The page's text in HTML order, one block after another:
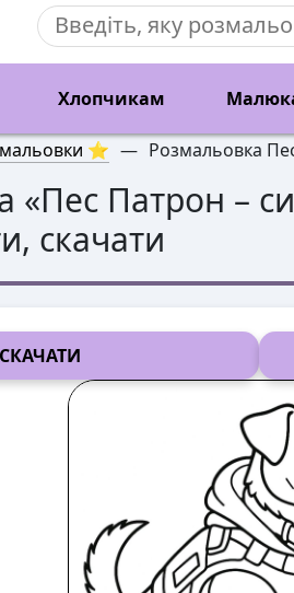
Хлопчикам
⭐ — Розмальовка
«Пес Патрон –
скачати
СКАЧАТИ